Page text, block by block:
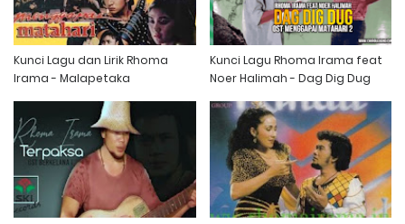
Kunci Lagu dan Lirik Rhoma
Irama - Malapetaka
Kunci Lagu Rhoma Irama feat
Noer Halimah - Dag Dig Dug